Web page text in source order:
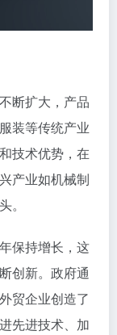
断扩大，产品
装等传统产业
技术优势，在
产业如机械制
。
保持增长，这
创新。政府通
贸企业创造了
先进技术、加